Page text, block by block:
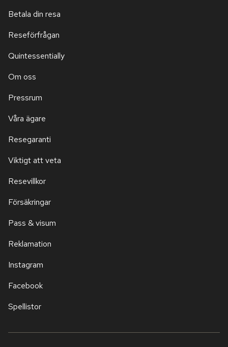
Betala din resa
Reseförfrågan
Quintessentially
Om oss
Pressrum
Våra ägare
Resegaranti
Viktigt att veta
Resevillkor
Försäkringar
Pass & visum
Reklamation
Instagram
Facebook
Spellistor